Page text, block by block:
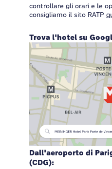
controllare gli orari e le
consigliamo il sito RATP
Trova l'hotel su
Dall'aeroporto di
(CDG):